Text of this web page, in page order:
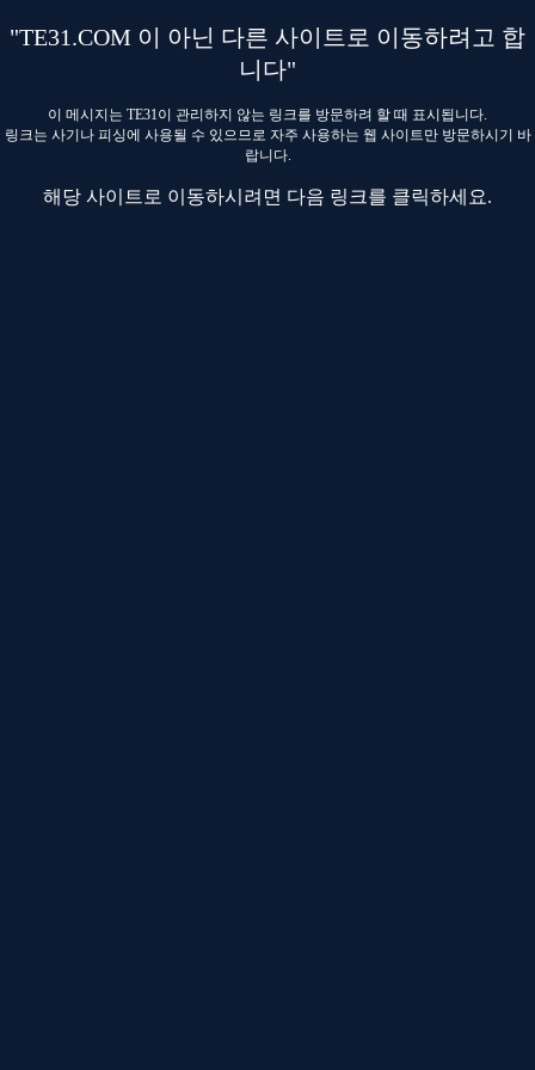
"TE31.COM 이 아닌 다른 사이트로 이동하려고 합
니다"
이 메시지는 TE31이 관리하지 않는 링크를 방문하려 할 때 표시됩니다.
링크는 사기나 피싱에 사용될 수 있으므로 자주 사용하는 웹 사이트만 방문하시기 바
랍니다.
해당 사이트로 이동하시려면 다음 링크를 클릭하세요.